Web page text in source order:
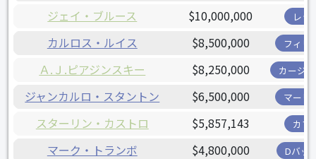
ジェイ・ブルース $10,000,000 レッ
カルロス・ルイス $8,500,000 フィリ
Ａ.Ｊ.ピアジンスキー $8,250,000 カージ
ジャンカルロ・スタントン $6,500,000 マーリ
スターリン・カストロ $5,857,143 カブ
マーク・トランボ $4,800,000 Dバッ